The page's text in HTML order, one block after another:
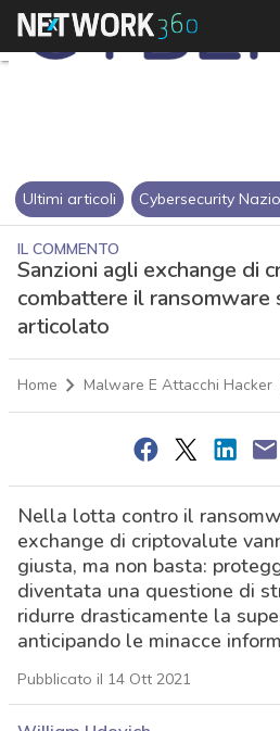
Ultimi articoli Cybersecurity
IL COMMENTO
Sanzioni agli exchange di
combattere il ransomware
articolato
Home Malware E Attacchi Hacker
Nella lotta contro il
exchange di criptovalute
giusta, ma non basta:
diventata una questione di
ridurre drasticamente la
anticipando le minacce
Pubblicato il 14 Ott 2021